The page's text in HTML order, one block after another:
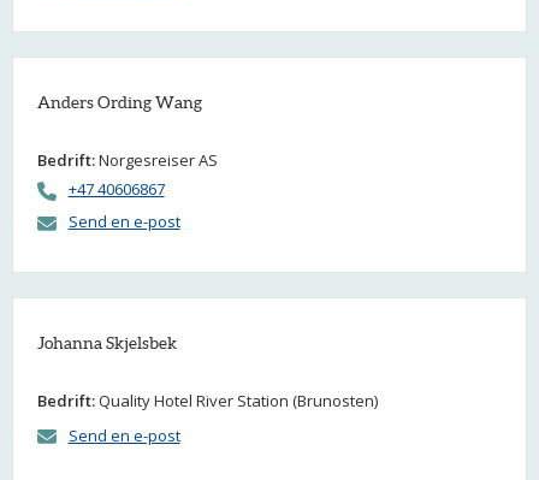
Anders Ording Wang
Bedrift:Norgesreiser AS
+47 40606867
Send en e-post
Johanna Skjelsbek
Bedrift:Quality Hotel River Station (Brunosten)
Send en e-post